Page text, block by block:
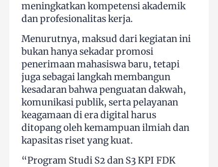
meningkatkan kompetensi akademik
dan profesionalitas kerja.
Menurutnya, maksud dari kegiatan ini
bukan hanya sekadar promosi
penerimaan mahasiswa baru, tetapi
juga sebagai langkah membangun
kesadaran bahwa penguatan dakwah,
komunikasi publik, serta pelayanan
keagamaan di era digital harus
ditopang oleh kemampuan ilmiah dan
kapasitas riset yang kuat.
“Program Studi S2 dan S3 KPI FDK